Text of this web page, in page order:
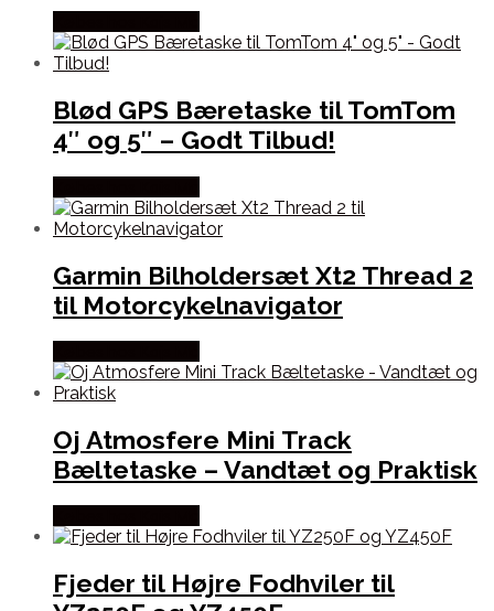
Blød GPS Bæretaske til TomTom
4″ og 5″ – Godt Tilbud!
Garmin Bilholdersæt Xt2 Thread 2
til Motorcykelnavigator
Oj Atmosfere Mini Track
Bæltetaske – Vandtæt og Praktisk
Fjeder til Højre Fodhviler til